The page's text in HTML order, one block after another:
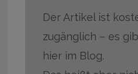
Der Artikel ist
zugänglich – es
hier im Blog.